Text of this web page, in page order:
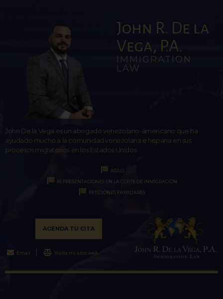
John R. De la
Vega, P.A.
IMMIGRATION
LAW
John De la Vega es un abogado venezolano-americano que ha
ayudado mucho a la comunidad venezolana e hispana en sus
procesos migratorios en los Estados Unidos.
ASILO
REPRESENTACIONES EN LA CORTE DE INMIGRACIÓN
PETICIONES FAMILIARES
AGENDA TU CITA
Email Visita mi sitio web